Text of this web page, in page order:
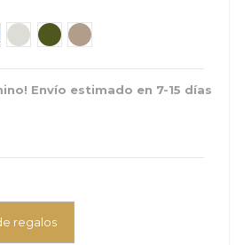
Black
GreyLake Blue
Beachgrass Beige
Forest Moss Green
Driftwood Beige
Envío estimado en 7-15 días
regalos